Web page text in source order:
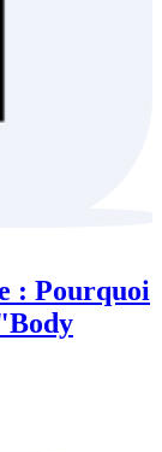
: Pourquoi